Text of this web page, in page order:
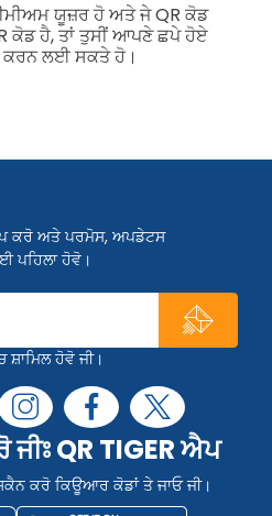
ਯੂਜ਼ਰ ਹੋ ਅਤੇ ਜੇ QR ਕੋਡ
ਕੋਡ ਹੈ, ਤਾਂ ਤੁਸੀਂ ਆਪਣੇ ਛਪੇ ਹੋਏ
ਕਰਨ ਲਈ ਸਕਤੇ ਹੋ।
ਕਰੋ ਅਤੇ ਪਰਮੋਸ, ਅਪਡੇਟਸ
ਪਹਿਲਾ ਹੋਵੋ।
ਸ਼ਾਮਿਲ ਹੋਵੋ ਜੀ।
QR TIGER ਐਪ
ਕਰੋ ਕਿਊਆਰ ਕੋਡਾਂ ਤੇ ਜਾਓ ਜੀ।